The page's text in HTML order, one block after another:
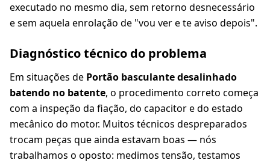
executado no mesmo dia, sem retorno desnecessário
e sem aquela enrolação de "vou ver e te aviso depois".
Diagnóstico técnico do problema
Em situações de Portão basculante desalinhado
batendo no batente, o procedimento correto começa
com a inspeção da fiação, do capacitor e do estado
mecânico do motor. Muitos técnicos despreparados
trocam peças que ainda estavam boas — nós
trabalhamos o oposto: medimos tensão, testamos